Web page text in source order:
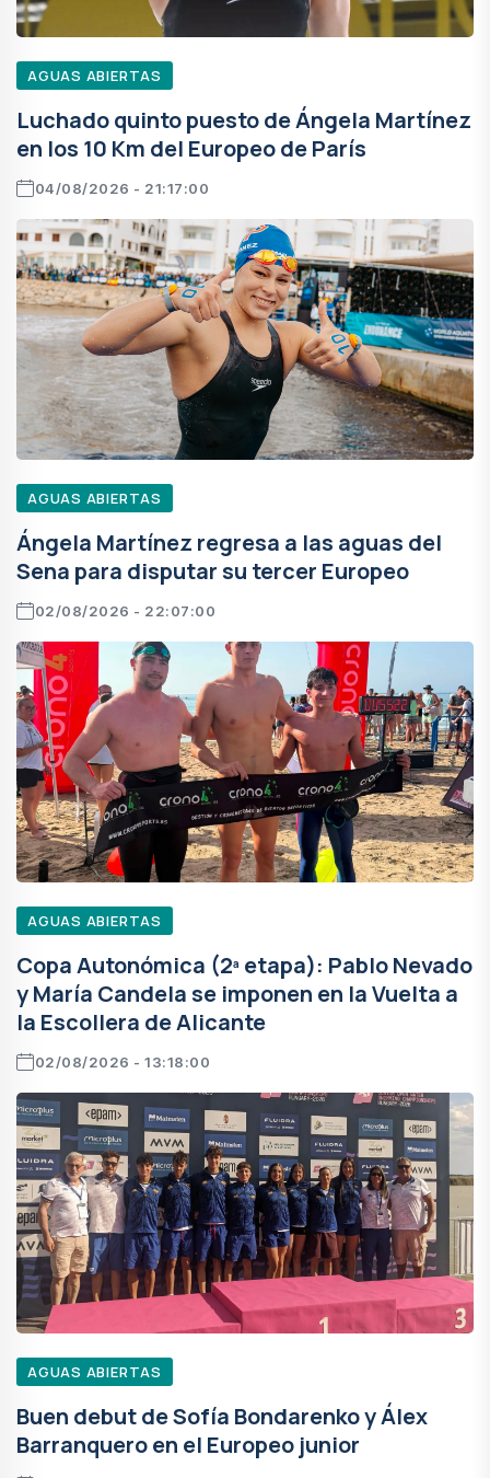
AGUAS ABIERTAS
Luchado quinto puesto de Ángela Martínez
en los 10 Km del Europeo de París
04/08/2026 - 21:17:00
AGUAS ABIERTAS
Ángela Martínez regresa a las aguas del
Sena para disputar su tercer Europeo
02/08/2026 - 22:07:00
AGUAS ABIERTAS
Copa Autonómica (2ª etapa): Pablo Nevado
y María Candela se imponen en la Vuelta a
la Escollera de Alicante
02/08/2026 - 13:18:00
AGUAS ABIERTAS
Buen debut de Sofía Bondarenko y Álex
Barranquero en el Europeo junior